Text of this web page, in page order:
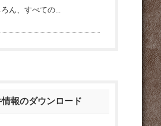
ん、すべての...
報のダウンロード